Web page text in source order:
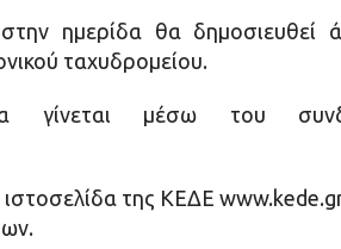
ημερίδα θα δημοσιευθεί
ταχυδρομείου.
γίνεται μέσω του
της ΚΕΔΕ